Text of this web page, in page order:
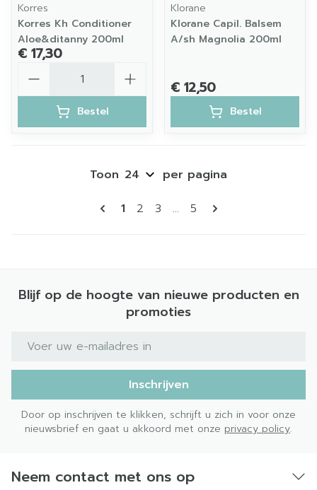
Korres
Korres Kh Conditioner
Aloe&ditanny 200ml
€ 17,30
Bestel
Klorane
Klorane Capil. Balsem
A/sh Magnolia 200ml
€ 12,50
Bestel
Pagina's
U lees momenteel pagina
1 Pagina
2 Pagina
3 ... Pagina
5
Toon per pagina
Blijf op de hoogte van nieuwe producten en
promoties
E-mail adres
Inschrijven
Door op inschrijven te klikken, schrijft u zich in voor onze
nieuwsbrief en gaat u akkoord met onze privacy policy.
Neem contact met ons op